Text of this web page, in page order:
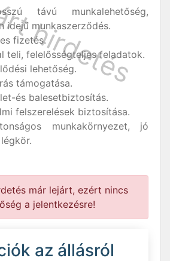
távú munkalehetőség,
idejű munkaszerződés.
fizetés.
teli, felelősségteljes feladatok.
lehetőség.
támogatása.
és balesetbiztosítás.
felszerelések biztosítása.
munkakörnyezet, jó
már lejárt, ezért nincs
a jelentkezésre!
az állásról